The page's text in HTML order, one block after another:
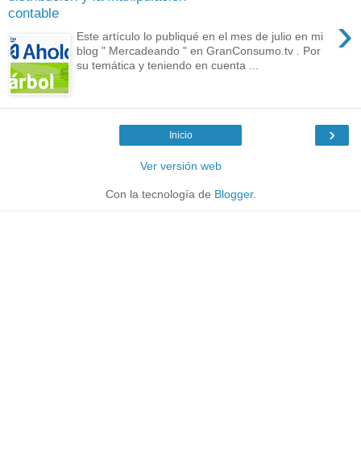
contable
›
Este artículo lo publiqué en el mes de julio en mi
blog " Mercadeando " en GranConsumo.tv . Por
su temática y teniendo en cuenta ...
›
Inicio
Ver versión web
Con la tecnología de Blogger.